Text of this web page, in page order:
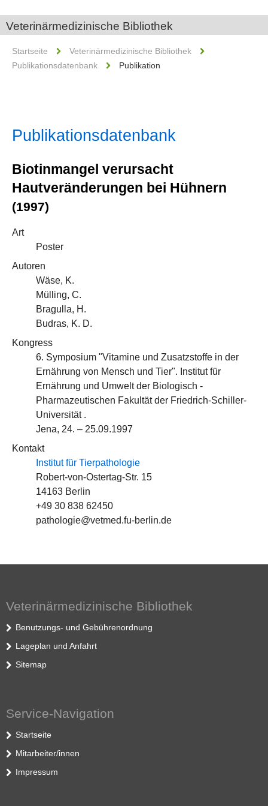
Veterinärmedizinische Bibliothek
Startseite
Veterinärmedizinische Bibliothek
Publikationsdatenbank
Publikation
Publikationsdatenbank
Biotinmangel verursacht
Hautveränderungen bei Hühnern
(1997)
Art
Poster
Autoren
Wäse, K.
Mülling, C.
Bragulla, H.
Budras, K. D.
Kongress
6. Symposium "Vitamine und Zusatzstoffe in der
Ernährung von Mensch und Tier". Institut für
Ernährung und Umwelt der Biologisch -
Pharmazeutischen Fakultät der Friedrich-Schiller-
Universität .
Jena, 24. – 25.09.1997
Kontakt
Institut für Tierpathologie
Robert-von-Ostertag-Str. 15
14163 Berlin
+49 30 838 62450
pathologie@vetmed.fu-berlin.de
Veterinärmedizinische Bibliothek
Benutzungs- und Gebührenordnung
Lageplan und Anfahrt
Sitemap
Service-Navigation
Startseite
Mitarbeiter/innen
Impressum